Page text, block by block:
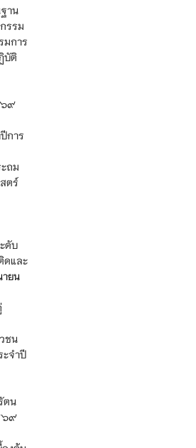
าน
รรม
มการ
บัติ
๖๙
การ
ถม
ตร์
ดับ
ดและ
ยน
ชน
ะจำปี
ตน
๖๙